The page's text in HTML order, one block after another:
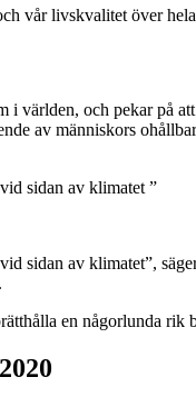
vår livskvalitet över
världen, och pekar
av människors
sidan av klimatet ”
sidan av klimatet”,
en någorlunda rik